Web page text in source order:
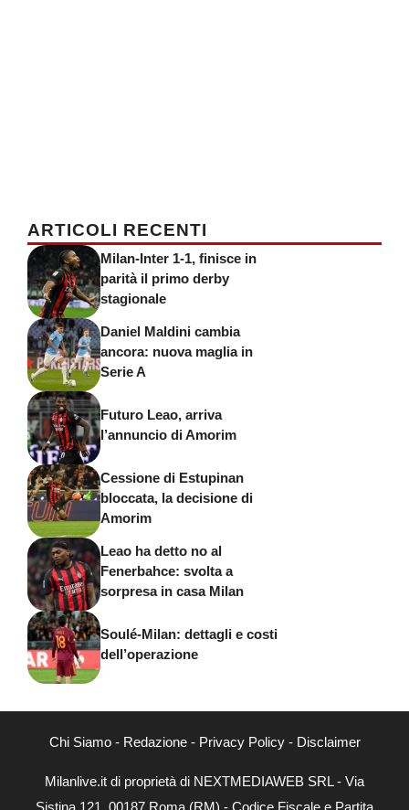
ARTICOLI RECENTI
Milan-Inter 1-1, finisce in
parità il primo derby
stagionale
Daniel Maldini cambia
ancora: nuova maglia in
Serie A
Futuro Leao, arriva
l’annuncio di Amorim
Cessione di Estupinan
bloccata, la decisione di
Amorim
Leao ha detto no al
Fenerbahce: svolta a
sorpresa in casa Milan
Soulé-Milan: dettagli e costi
dell’operazione
Chi Siamo- Redazione- Privacy Policy- Disclaimer
Milanlive.it di proprietà di NEXTMEDIAWEB SRL - Via
Sistina 121, 00187 Roma (RM) - Codice Fiscale e Partita